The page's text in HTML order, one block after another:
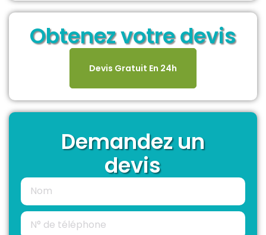
Obtenez votre devis
Devis Gratuit En 24h
Demandez un
devis